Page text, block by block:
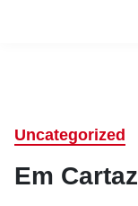
Uncategorized
Em Cartaz